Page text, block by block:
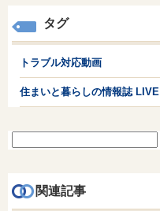
タグ
トラブル対応動画
住まいと暮らしの情報誌 LIVE
関連記事